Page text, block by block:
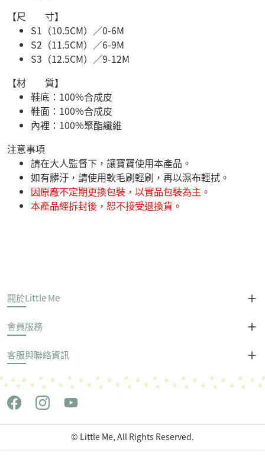
【尺 寸】
S1（10.5CM）／0-6M
S2（11.5CM）／6-9M
S3（12.5CM）／9-12M
【材 質】
鞋底：100%合成皮
鞋面：100%合成皮
內裡：100%聚酯纖維
注意事項
請在大人監督下，讓寶寶使用本產品。
如有髒汙，請使用軟毛刷輕刷，再以濕布輕拭。
因原廠不定期更換包裝，以實品包裝為主。
本產品經拆封後，恕不接受退換貨。
關於Little Me
會員服務
客服與聯絡資訊
© Little Me, All Rights Reserved.